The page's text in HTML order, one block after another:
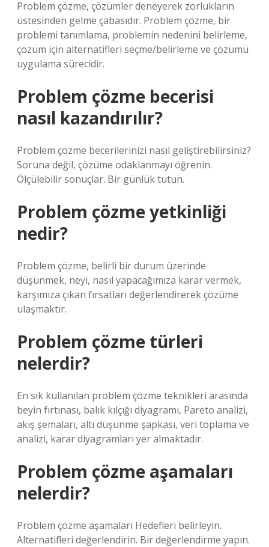
Problem çözme, çözümler deneyerek zorlukların
üstesinden gelme çabasıdır. Problem çözme, bir
problemi tanımlama, problemin nedenini belirleme,
çözüm için alternatifleri seçme/belirleme ve çözümü
uygulama sürecidir.
Problem çözme becerisi
nasıl kazandırılır?
Problem çözme becerilerinizi nasıl geliştirebilirsiniz?
Soruna değil, çözüme odaklanmayı öğrenin.
Ölçülebilir sonuçlar. Bir günlük tutun.
Problem çözme yetkinliği
nedir?
Problem çözme, belirli bir durum üzerinde
düşünmek, neyi, nasıl yapacağımıza karar vermek,
karşımıza çıkan fırsatları değerlendirerek çözüme
ulaşmaktır.
Problem çözme türleri
nelerdir?
En sık kullanılan problem çözme teknikleri arasında
beyin fırtınası, balık kılçığı diyagramı, Pareto analizi,
akış şemaları, altı düşünme şapkası, veri toplama ve
analizi, karar diyagramları yer almaktadır.
Problem çözme aşamaları
nelerdir?
Problem çözme aşamaları Hedefleri belirleyin.
Alternatifleri değerlendirin. Bir değerlendirme yapın.